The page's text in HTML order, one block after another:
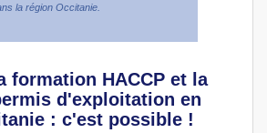
la région Occitanie.
formation HACCP et la
d'exploitation en
: c'est possible !